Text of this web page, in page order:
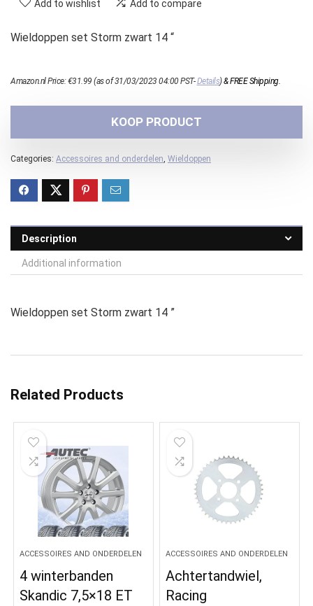
Add to wishlist Add to compare
Wieldoppen set Storm zwart 14 “
Amazon.nl Price:€31.99 (as of 31/03/2023 04:00 PST-Details)&FREE Shipping.
KOOP PRODUCT
Categories: Accessoires and onderdelen, Wieldoppen
Description
Additional information
Wieldoppen set Storm zwart 14 ”
Related Products
ACCESSOIRES AND ONDERDELEN
4 winterbanden
Skandic 7,5×18 ET
ACCESSOIRES AND ONDERDELEN
Achtertandwiel,
Racing